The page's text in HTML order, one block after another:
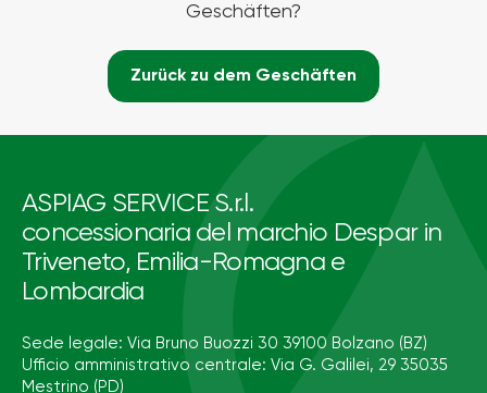
Geschäften?
Zurück zu dem Geschäften
ASPIAG SERVICE S.r.l.
concessionaria del marchio Despar in
Triveneto, Emilia-Romagna e
Lombardia
Sede legale: Via Bruno Buozzi 30 39100 Bolzano (BZ)
Ufficio amministrativo centrale: Via G. Galilei, 29 35035
Mestrino (PD)